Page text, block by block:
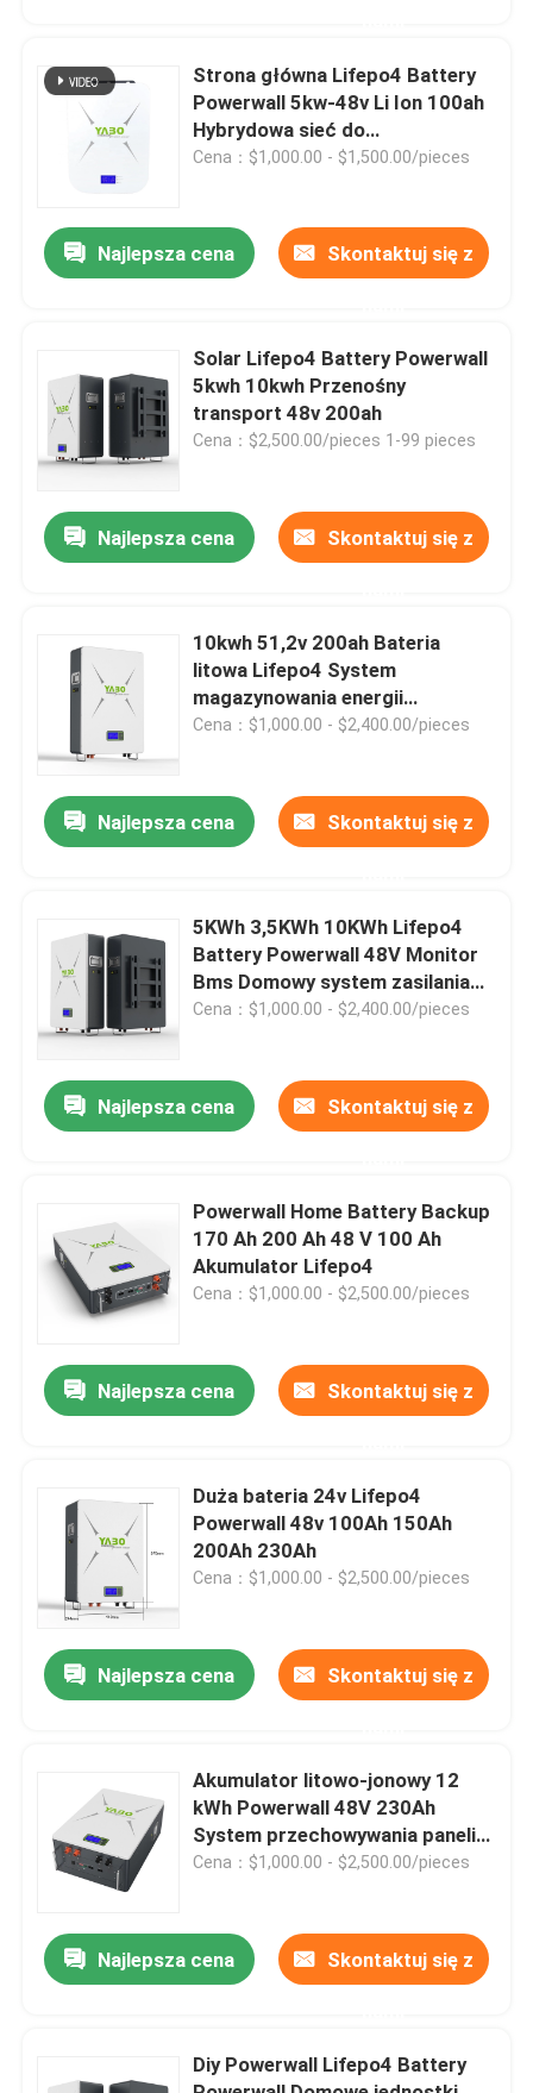
Dom
Łączność
Produkty
Filmy
Bateria domowa Lifepo4
Akumulator LiFePO4 12 V
Bateria Lifepo4 24 V
Przenośna elektrownia litowa
Strona główna Lifepo4 Battery
Powerwall 5kw-48v Li Ion 100ah
Hybrydowa sieć do
przechowywania energii
Cena：$1,000.00 - $1,500.00/pieces
Najlepsza cena Skontaktuj się z
Solar Lifepo4 Battery Powerwall
5kwh 10kwh Przenośny
transport 48v 200ah
Cena：$2,500.00/pieces 1-99 pieces
Najlepsza cena Skontaktuj się z
10kwh 51,2v 200ah Bateria
litowa Lifepo4 System
magazynowania energii
słonecznej Deep Cycle Diy
Cena：$1,000.00 - $2,400.00/pieces
Najlepsza cena Skontaktuj się z
5KWh 3,5KWh 10KWh Lifepo4
Battery Powerwall 48V Monitor
Bms Domowy system zasilania
energią słoneczną
Cena：$1,000.00 - $2,400.00/pieces
Najlepsza cena Skontaktuj się z
Powerwall Home Battery Backup
170 Ah 200 Ah 48 V 100 Ah
Akumulator Lifepo4
Cena：$1,000.00 - $2,500.00/pieces
Najlepsza cena Skontaktuj się z
Duża bateria 24v Lifepo4
Powerwall 48v 100Ah 150Ah
200Ah 230Ah
Cena：$1,000.00 - $2,500.00/pieces
Najlepsza cena Skontaktuj się z
Akumulator litowo-jonowy 12
kWh Powerwall 48V 230Ah
System przechowywania paneli
słonecznych
Cena：$1,000.00 - $2,500.00/pieces
Najlepsza cena Skontaktuj się z
Diy Powerwall Lifepo4 Battery